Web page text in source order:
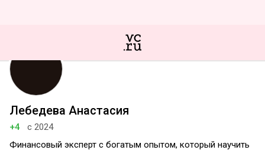
Лебедева Анастасия
+4
с 2024
Финансовый эксперт с богатым опытом, который научить